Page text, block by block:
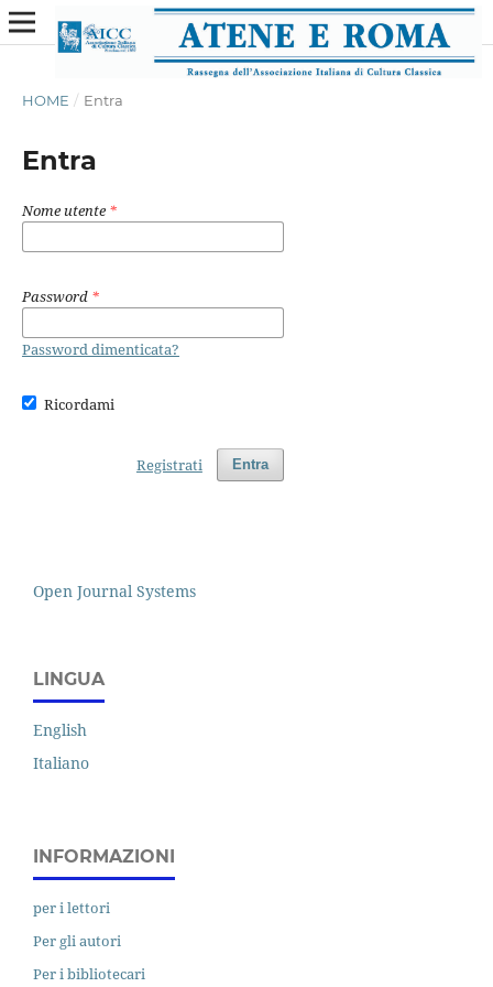
HOME / Entra
Entra
Nome utente*
Password *
Password dimenticata?
Ricordami
Entra
Registrati
Open Journal Systems
LINGUA
English
Italiano
INFORMAZIONI
per i lettori
Per gli autori
Per i bibliotecari